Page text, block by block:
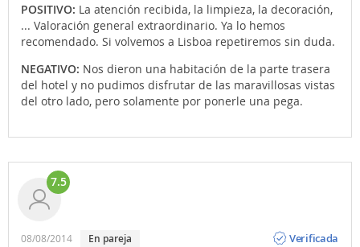
POSITIVO: La atención recibida, la limpieza, la decoración,
... Valoración general extraordinario. Ya lo hemos
recomendado. Si volvemos a Lisboa repetiremos sin duda.
NEGATIVO: Nos dieron una habitación de la parte trasera
del hotel y no pudimos disfrutar de las maravillosas vistas
del otro lado, pero solamente por ponerle una pega.
7.5
08/08/2014 en pareja
Verificada